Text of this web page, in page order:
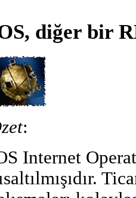
diğer bir
:
Internet